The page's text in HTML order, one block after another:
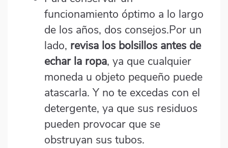
funcionamiento óptimo a lo largo
de los años, dos consejos.Por un
lado, revisa los bolsillos antes de
echar la ropa, ya que cualquier
moneda u objeto pequeño puede
atascarla. Y no te excedas con el
detergente, ya que sus residuos
pueden provocar que se
obstruyan sus tubos.